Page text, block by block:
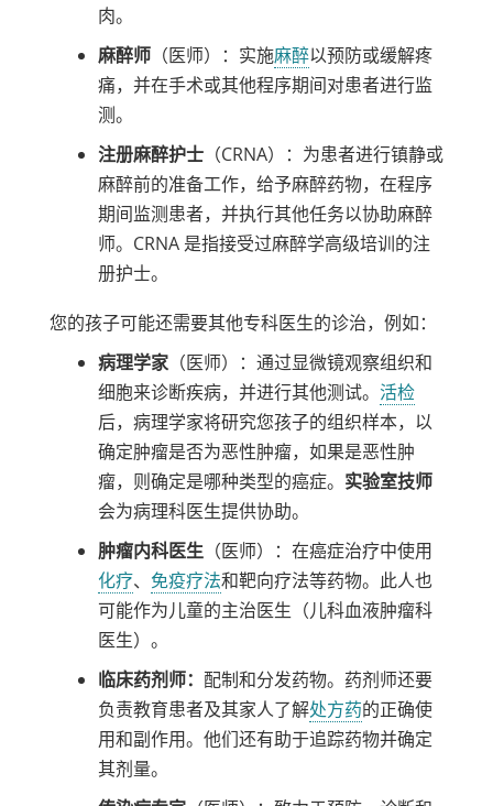
肉。
麻醉师（医师）：实施麻醉以预防或缓解疼
痛，并在手术或其他程序期间对患者进行监
测。
注册麻醉护士（CRNA）：为患者进行镇静或
麻醉前的准备工作，给予麻醉药物，在程序
期间监测患者，并执行其他任务以协助麻醉
师。CRNA 是指接受过麻醉学高级培训的注
册护士。
您的孩子可能还需要其他专科医生的诊治，例如：
病理学家（医师）：通过显微镜观察组织和
细胞来诊断疾病，并进行其他测试。 活检
后，病理学家将研究您孩子的组织样本，以
确定肿瘤是否为恶性肿瘤，如果是恶性肿
瘤，则确定是哪种类型的癌症。 实验室技师
会为病理科医生提供协助。
肿瘤内科医生（医师）：在癌症治疗中使用
化疗、 免疫疗法和靶向疗法等药物。此人也
可能作为儿童的主治医生（儿科血液肿瘤科
医生）。
临床药剂师： 配制和分发药物。药剂师还要
负责教育患者及其家人了解处方药的正确使
用和副作用。他们还有助于追踪药物并确定
其剂量。